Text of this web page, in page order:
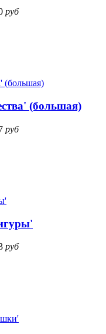
руб
(большая)
руб
руб